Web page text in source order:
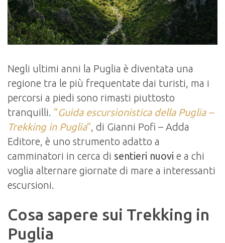
Negli ultimi anni la Puglia è diventata una
regione tra le più frequentate dai turisti, ma i
percorsi a piedi sono rimasti piuttosto
tranquilli. “Guida escursionistica della Puglia –
Trekking in Puglia“, di Gianni Pofi – Adda
Editore, è uno strumento adatto a
camminatori in cerca di sentieri nuovi e a chi
voglia alternare giornate di mare a interessanti
escursioni.
Cosa sapere sui Trekking in
Puglia